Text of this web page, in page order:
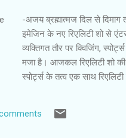
-अजय ब्रह्मात्‍मज दिल से
इमेजिन के नए रिएलिटी शो से
व्यक्तिगत तौर पर क्विजिंग,
मजा है। आजकल रिएलिटी शो
स्पोर्ट्स के तत्व एक साथ
अच्छे नहीं लगते। मुझे लगता है कि